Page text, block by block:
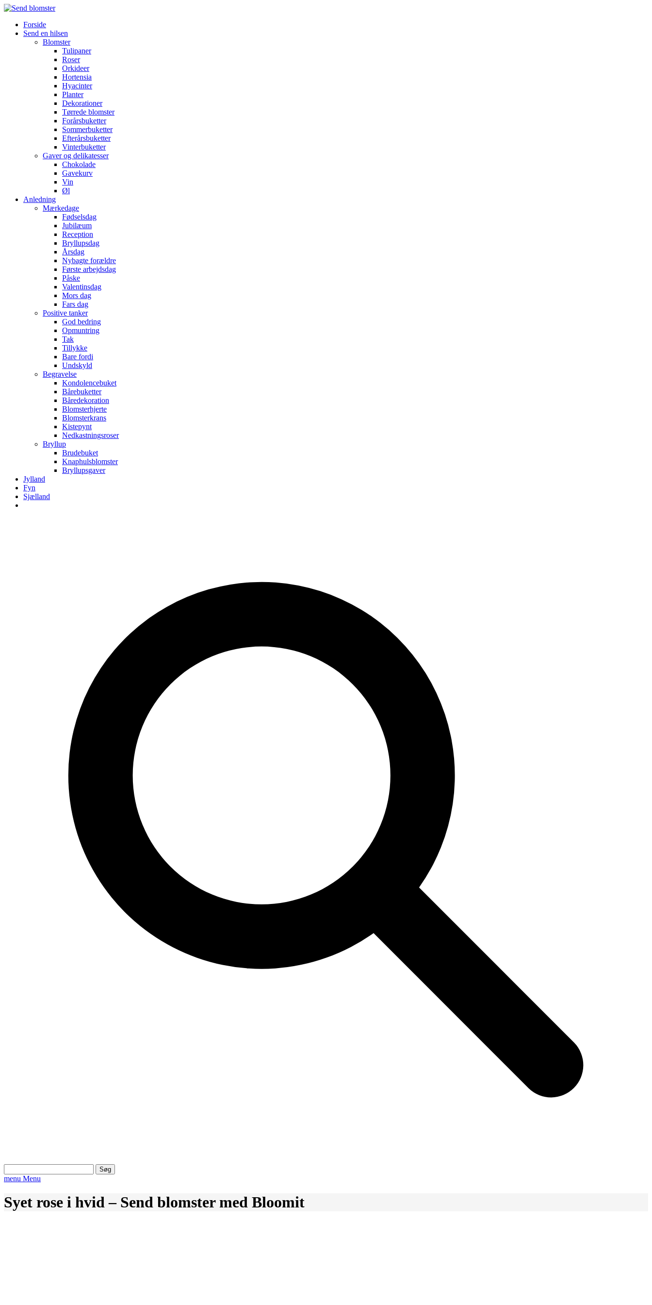
Forside
Send en hilsen
Blomster
Tulipaner
Roser
Orkideer
Hortensia
Hyacinter
Planter
Dekorationer
Tørrede blomster
Forårsbuketter
Sommerbuketter
Efterårsbuketter
Vinterbuketter
Gaver og delikatesser
Chokolade
Gavekurv
Vin
Øl
Anledning
Mærkedage
Fødselsdag
Jubilæum
Reception
Bryllupsdag
Årsdag
Nybagte forældre
Første arbejdsdag
Påske
Valentinsdag
Mors dag
Fars dag
Positive tanker
God bedring
Opmuntring
Tak
Tillykke
Bare fordi
Undskyld
Begravelse
Kondolencebuket
Bårebuketter
Båredekoration
Blomsterhjerte
Blomsterkrans
Kistepynt
Nedkastningsroser
Bryllup
Brudebuket
Knaphulsblomster
Bryllupsgaver
Jylland
Fyn
Sjælland
efter:
menu Menu
Syet rose i hvid – Send blomster med Bloomit